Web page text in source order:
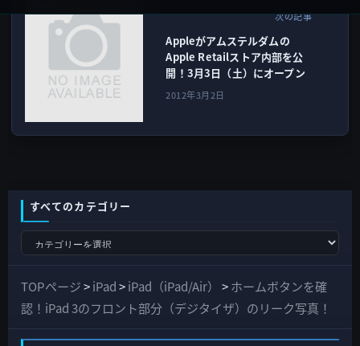
次の記事
Appleがアムステルダムの
Apple Retailストア内部を公
開！3月3日（土）にオープン
2012年3月2日
すべてのカテゴリー
て
の
TOPページ>iPad>iPad（iPad/Air） >ホームボタンを確
認！iPad 3のフロント部分（デジタイザ）のリーク写真！